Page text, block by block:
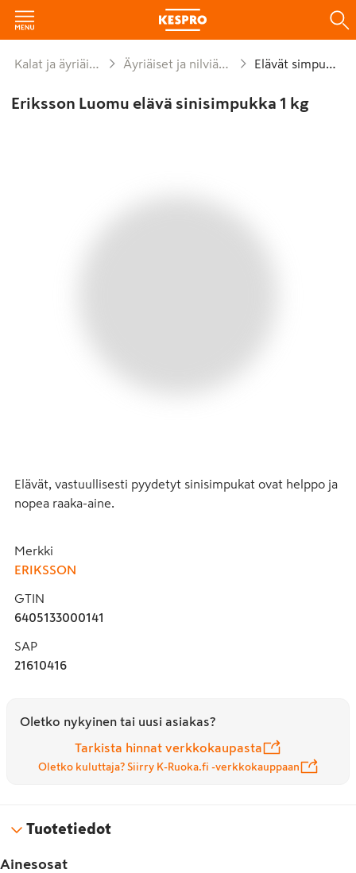
Kalat ja äyriäiset Äyriäiset ja nilviäiset Elävät simpukat
Eriksson Luomu elävä sinisimpukka 1 kg
Elävät, vastuullisesti pyydetyt sinisimpukat ovat helppo ja
nopea raaka-aine.
Merkki
ERIKSSON
GTIN
6405133000141
SAP
21610416
Oletko nykyinen tai uusi asiakas?
Tarkista hinnat verkkokaupasta
Oletko kuluttaja? Siirry K-Ruoka.fi -verkkokauppaan
Tuotetiedot
Ainesosat